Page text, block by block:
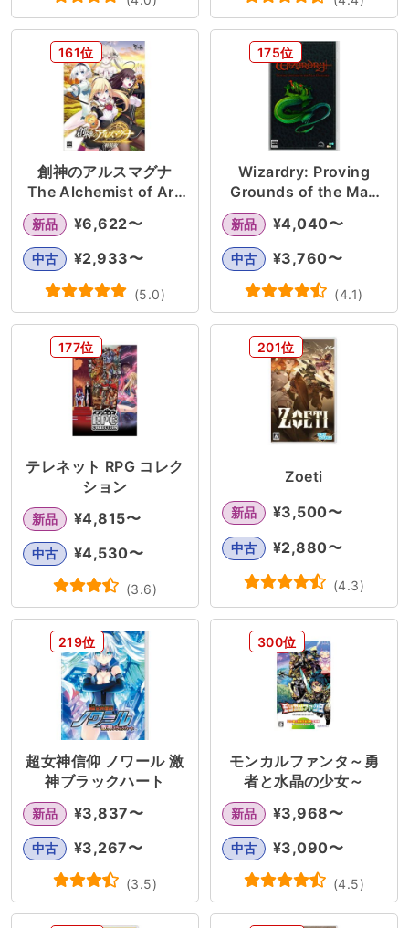
161位
創神のアルスマグナ
The Alchemist of Ars
新品 ¥6,622〜
中古 ¥2,933〜
(5.0)
175位
Wizardry: Proving
Grounds of the Mad
新品 ¥4,040〜
中古 ¥3,760〜
(4.1)
177位
テレネット RPG コレク
ション
新品 ¥4,815〜
中古 ¥4,530〜
(3.6)
201位
Zoeti
新品 ¥3,500〜
中古 ¥2,880〜
(4.3)
219位
超女神信仰 ノワール 激
神ブラックハート
新品 ¥3,837〜
中古 ¥3,267〜
(3.5)
300位
モンカルファンタ～勇
者と水晶の少女～
新品 ¥3,968〜
中古 ¥3,090〜
(4.5)